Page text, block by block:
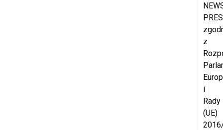
z
i
Rady
(UE)